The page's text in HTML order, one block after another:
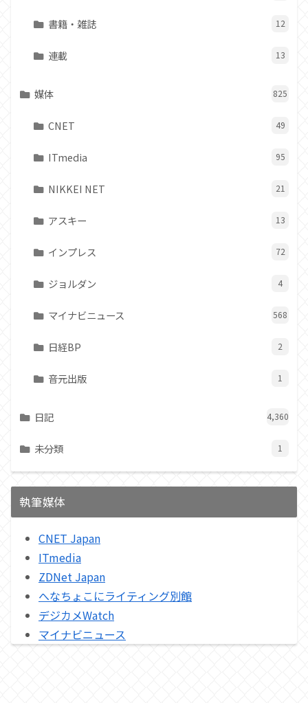
書籍・雑誌 12
連載 13
媒体 825
CNET 49
ITmedia 95
NIKKEI NET 21
アスキー 13
インプレス 72
ジョルダン 4
マイナビニュース 568
日経BP 2
音元出版 1
日記 4,360
未分類 1
執筆媒体
CNET Japan
ITmedia
ZDNet Japan
へなちょこにライティング別館
デジカメWatch
マイナビニュース